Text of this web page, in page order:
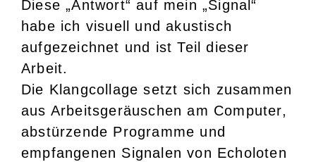
Diese „Antwort“ auf mein „Signal“
habe ich visuell und akustisch
aufgezeichnet und ist Teil dieser
Arbeit.
Die Klangcollage setzt sich zusammen
aus Arbeitsgeräuschen am Computer,
abstürzende Programme und
empfangenen Signalen von Echoloten